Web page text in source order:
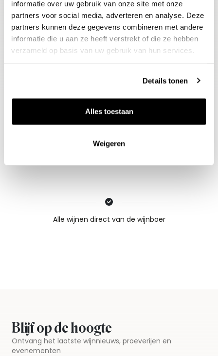
informatie over uw gebruik van onze site met onze
partners voor social media, adverteren en analyse. Deze
partners kunnen deze gegevens combineren met andere
informatie die u aan ze heeft verstrekt of die ze hebben
verzameld op basis van uw gebruik van hun services.
Details tonen
Alles toestaan
Weigeren
lengte. Hier komt alles bij elkaar,
geweldige klasse!
Nieuws & inspiratie in Vineé Vineuse
Alle wijnen direct van de wijnboer
Blijf op de hoogte
Ontvang het laatste wijnnieuws, proeverijen en
evenementen